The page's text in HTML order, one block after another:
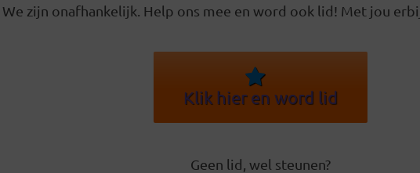
We zijn onafhankelijk. Help ons mee en word ook lid! Met jou
Klik hier en word lid
Geen lid, wel steunen?